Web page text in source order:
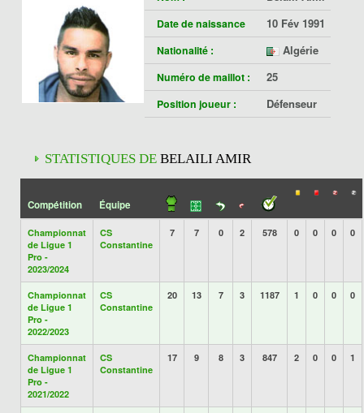
Date de naissance 10 Fév 1991
Nationalité : Algérie
Numéro de maillot : 25
Position joueur : Défenseur
STATISTIQUES DE BELAILI AMIR
Compétition Équipe
Championnat
de Ligue 1
Pro -
2023/2024
CS
Constantine
7 7 0 2 578 0 0 0 0
Championnat
de Ligue 1
Pro -
2022/2023
CS
Constantine
20 13 7 3 1187 1 0 0 0
Championnat
de Ligue 1
Pro -
2021/2022
CS
Constantine
17 9 8 3 847 2 0 0 1